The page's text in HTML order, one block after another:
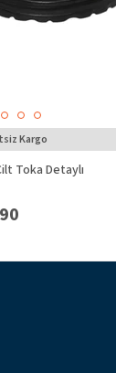
Toka Detaylı
Kargo